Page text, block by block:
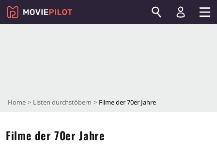
Home Listen durchstöbern Filme der 70er Jahre
Filme der 70er Jahre